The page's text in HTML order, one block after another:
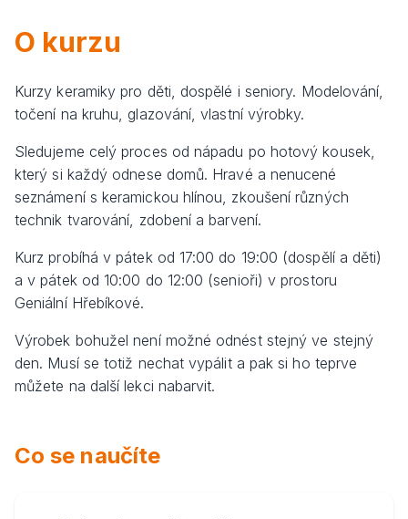
O kurzu
Kurzy keramiky pro děti, dospělé i seniory. Modelování,
točení na kruhu, glazování, vlastní výrobky.
Sledujeme celý proces od nápadu po hotový kousek,
který si každý odnese domů. Hravé a nenucené
seznámení s keramickou hlínou, zkoušení různých
technik tvarování, zdobení a barvení.
Kurz probíhá v pátek od 17:00 do 19:00 (dospělí a děti)
a v pátek od 10:00 do 12:00 (senioři) v prostoru
Geniální Hřebíkové.
Výrobek bohužel není možné odnést stejný ve stejný
den. Musí se totiž nechat vypálit a pak si ho teprve
můžete na další lekci nabarvit.
Co se naučíte